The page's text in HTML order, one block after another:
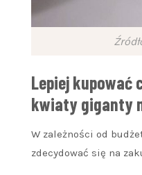
Lepiej kupować
kwiaty giganty
W zależności od
zdecydować się na